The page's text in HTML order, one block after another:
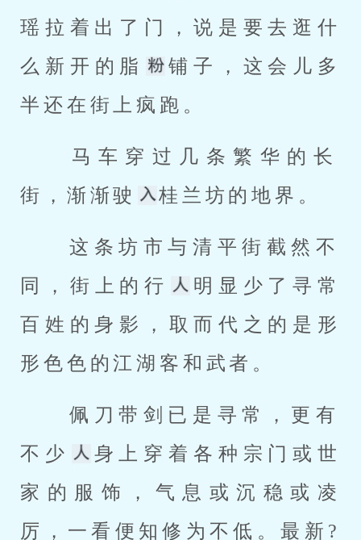
瑶拉着出了门，说是要去逛什
么新开的脂
铺子，这会儿多
半还在街上疯跑。
街，渐渐驶
桂兰坊的地界。
同，街上的行
明显少了寻常
百姓的身影，取而代之的是形
形色色的江湖客和武者。
不少
身上穿着各种宗门或世
家的服饰，气息或沉稳或凌
厉，一看便知修为不低。最新?